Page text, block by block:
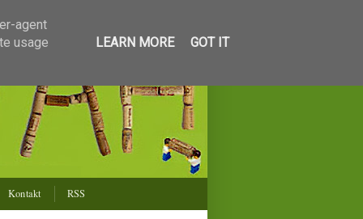
Kontakt RSS
agent
usage
LEARN MORE GOT IT